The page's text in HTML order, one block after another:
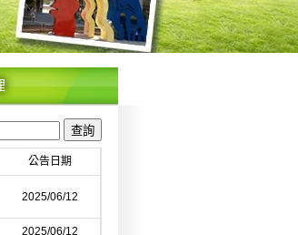
公告日期
2025/06/12
2025/06/12